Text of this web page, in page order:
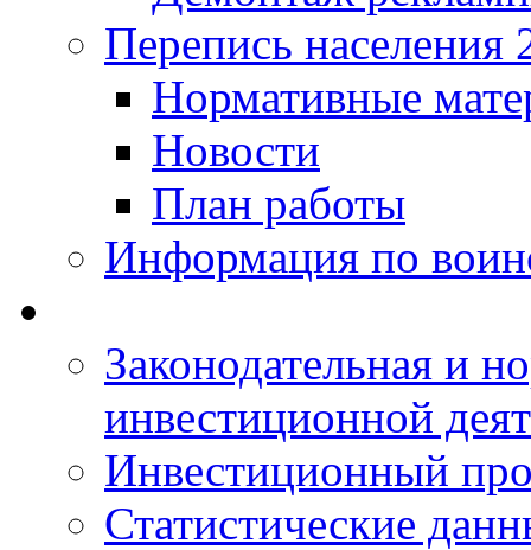
Перепись населения
Нормативные
Новости
План работы
Информация по
Законодательная и
инвестиционной
Инвестиционный
Статистические